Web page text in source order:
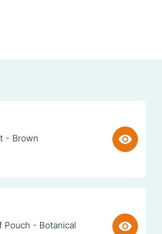
- Brown
Pouch - Botanical